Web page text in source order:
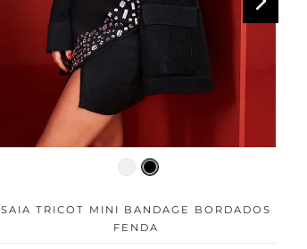
SAIA TRICOT MINI BANDAGE BORDADOS
FENDA